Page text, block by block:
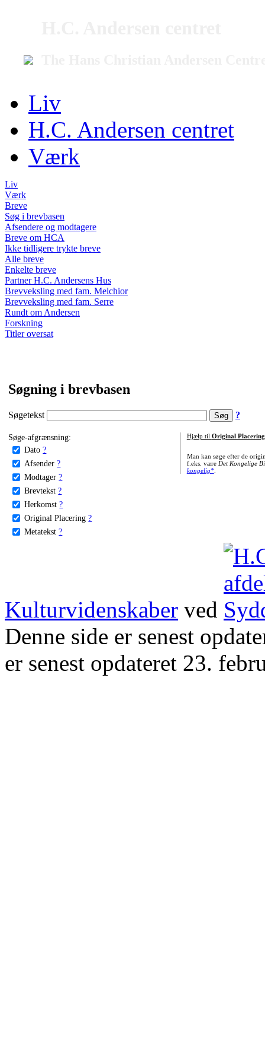
Liv
H.C. Andersen centret
Værk
Liv
Værk
Breve
Søg i brevbasen
Afsendere og modtagere
Breve om HCA
Ikke tidligere trykte breve
Alle breve
Enkelte breve
Partner H.C. Andersens Hus
Brevveksling med fam. Melchior
Brevveksling med fam. Serre
Rundt om Andersen
Forskning
Titler oversat
Søgning i brevbasen
Søgetekst ?
Søge-afgrænsning:
Dato ?
Afsender ?
Modtager ?
Brevtekst ?
Herkomst ?
Original Placering ?
Metatekst ?
Hjælp til Original Placering
Man kan søge efter de
f.eks. være Det Kongelige
kongelig*.
Kulturvidenskaber ved
Denne side er senest
er senest opdateret 23.